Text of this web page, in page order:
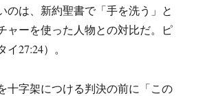
のは、新約聖書で「手を洗う」と
ャーを使った人物との対比だ。ピ
27:24）。
十字架につける判決の前に「この